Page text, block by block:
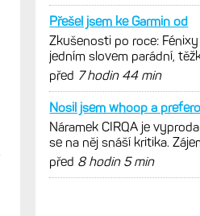
Přešel jsem ke Garmin od
Zkušenosti po roce:
jedním slovem parádní,
vytknout. Ale ta nositelnost
před 7 hodin 44 min
Nosil jsem whoop a
Náramek CIRQA je
se na něj snáší kritika.
obrovský
před 8 hodin 5 min